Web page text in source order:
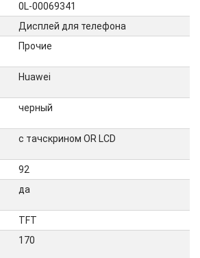
0L-00069341
Дисплей для телефона
Прочие
Huawei
черный
с тачскрином OR LCD
92
да
TFT
170